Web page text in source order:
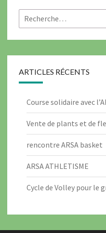
Rechercher :
ARTICLES RÉCENTS
Course solidaire avec
Vente de plants et de
rencontre ARSA basket
ARSA ATHLETISME
Cycle de Volley pour le